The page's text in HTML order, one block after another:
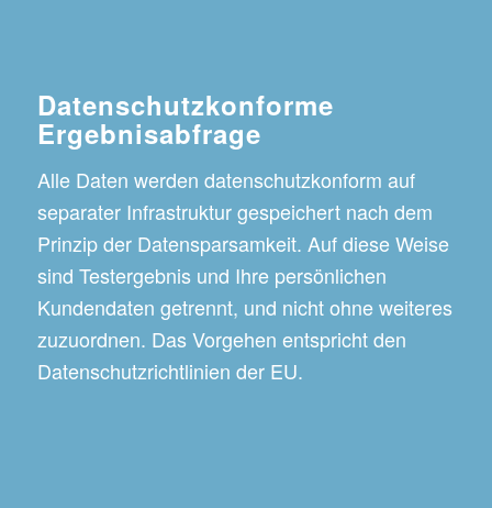
Datenschutzkonforme
Ergebnisabfrage
Alle Daten werden datenschutzkonform auf
separater Infrastruktur gespeichert nach dem
Prinzip der Datensparsamkeit. Auf diese Weise
sind Testergebnis und Ihre persönlichen
Kundendaten getrennt, und nicht ohne weiteres
zuzuordnen. Das Vorgehen entspricht den
Datenschutzrichtlinien der EU.